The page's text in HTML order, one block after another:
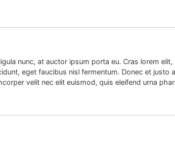
nunc, at auctor ipsum porta eu. Cras lorem
eget faucibus nisl fermentum. Donec et justo
velit nec elit euismod, quis eleifend urna